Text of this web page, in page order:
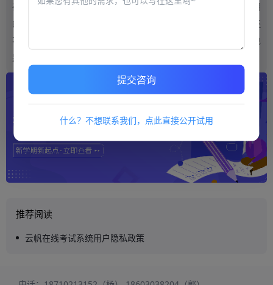
在服务中更为了解用户的需要，也就能保证系统中的功能都是实用
的。相反，如果是新服务商，本身在运行中就没有成熟性，而且还
不知道企业在培训中有哪些要求，想要提供更高质量的培训服务也
是不可能的，而且在选择中对服务商的资历进行对比也有直观性。
推荐阅读
云帆在线考试系统用户隐私政策
提交咨询
什么？不想联系我们，点此直接公开试用